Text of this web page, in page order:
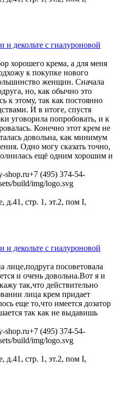
декольте с гиалуроновой
хорошего крема, а для меня
к покупке нового
женщин. Сначала
но, как обычно это
к этому, так как постоянно
И в итоге, спустя
уговорила попробовать, и к
Конечно этот крем не
довольна, как минимум
Одно могу сказать точно,
ещё одним хорошим и
shop.ru+7 (495) 374-54-
build/img/logo.svg
д.41, стр. 1, эт.2, пом I,
декольте с гиалуроновой
лице,подруга посоветовала
и очень довольна.Вот я и
так,что действительно
лица крем придает
еще то,что имеется дозатор
так как не выдавишь
shop.ru+7 (495) 374-54-
build/img/logo.svg
д.41, стр. 1, эт.2, пом I,